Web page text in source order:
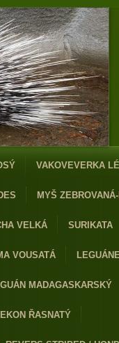
VAKOVEVERKA
MYŠ
VELKÁ SURIKATA
VOUSATÁ
MADAGASKARSKÝ
ŘASNATÝ